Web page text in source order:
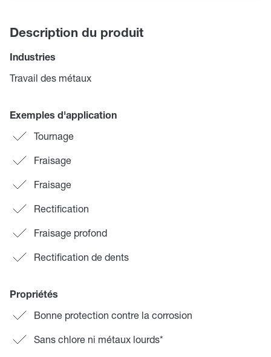
Description du produit
Industries
Travail des métaux
Exemples d'application
Tournage
Fraisage
Fraisage
Rectification
Fraisage profond
Rectification de dents
Propriétés
Bonne protection contre la corrosion
Sans chlore ni métaux lourds*